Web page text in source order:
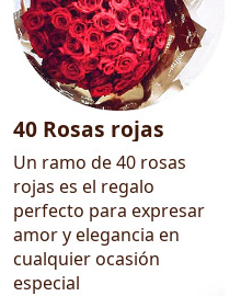
40 Rosas rojas
Un ramo de 40 rosas
rojas es el regalo
perfecto para expresar
amor y elegancia en
cualquier ocasión
especial